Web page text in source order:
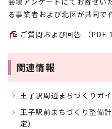
る事業者および北区が共同で
ご質問および回答 （PDF
関連情報
王子駅周辺まちづくりガ
王子駅前まちづくり整備
定）